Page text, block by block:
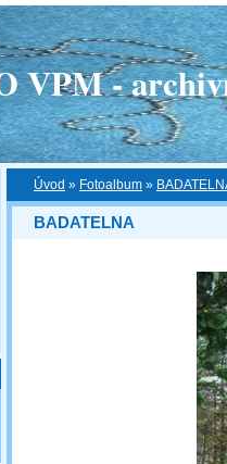
VPM -
Úvod » Fotoalbum »
BADATELNA